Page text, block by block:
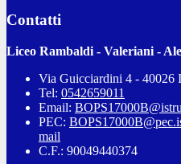
Contatti
Liceo Rambaldi - Valeriani -
Via Guicciardini 4 - 40026
Tel: 0542659011
Email:
PEC:
mail
C.F.: 90049440374